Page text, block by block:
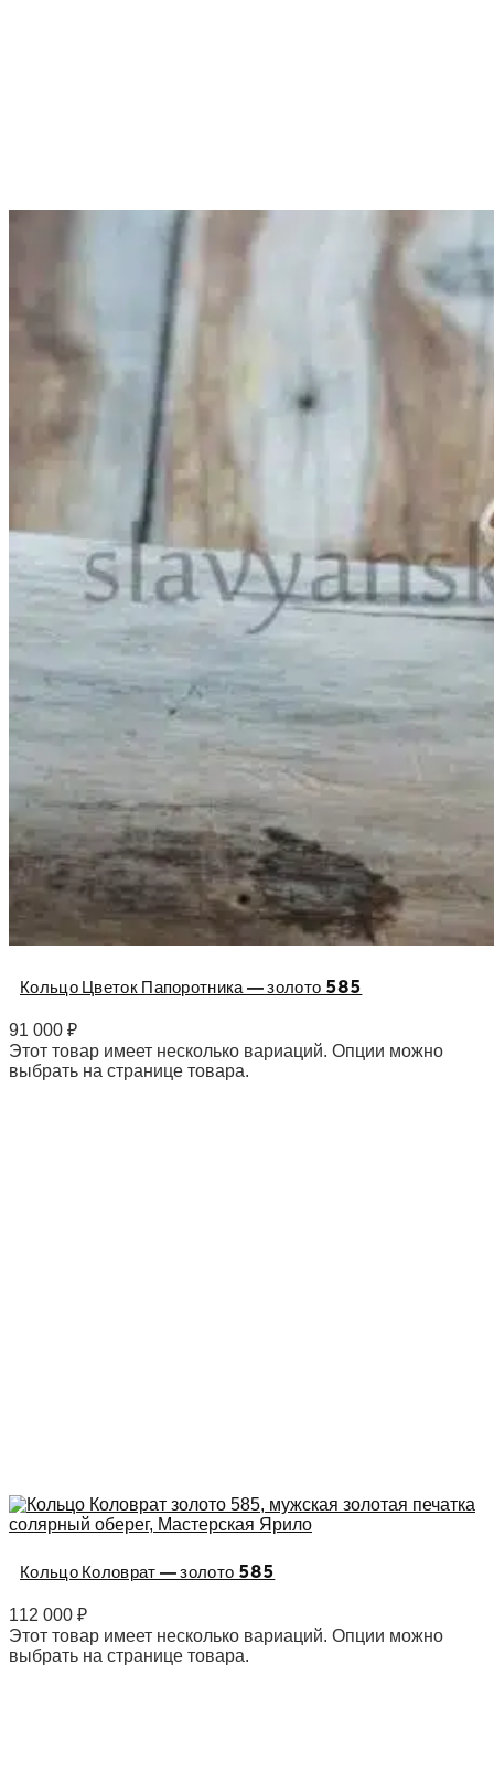
Кольцо Цветок Папоротника — золото 585
91 000 ₽
Этот товар имеет несколько вариаций. Опции можно
выбрать на странице товара.
Кольцо Коловрат — золото 585
112 000 ₽
Этот товар имеет несколько вариаций. Опции можно
выбрать на странице товара.